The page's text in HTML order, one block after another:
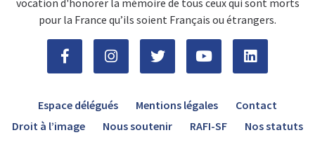
vocation d'honorer la mémoire de tous ceux qui sont morts
pour la France qu’ils soient Français ou étrangers.
Espace délégués Mentions légales
Contact
Droit à l’image
Nous soutenir RAFI-SF Nos statuts